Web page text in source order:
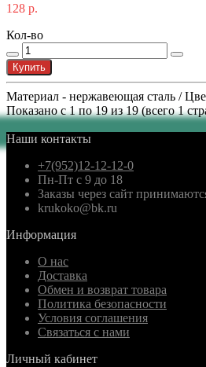
128 р.
Кол-во
Купить
Материал - нержавеющая сталь /
Показано с 1 по 19 из 19 (всего 1
Наши контакты
+7(952)12-12-12-0
Пн-Пт с 9 до 18
Заказы через сайт
krukoko@bk.ru
Информация
О нас
Доставка
Обмен и возврат товара
Политика безопасности
Условия соглашения
Связаться с нами
Личный кабинет